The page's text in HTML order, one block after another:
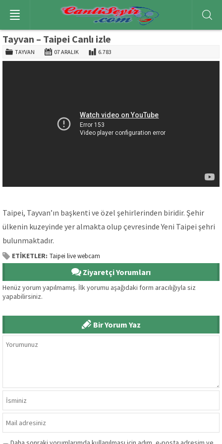
Tayvan – Taipei Canlı izle
TAYVAN 07 ARALIK 6.783
Taipei, Tayvan’ın başkenti ve özel şehirlerinden biridir. Şehir
ülkenin kuzeyinde yer almakta olup çevresinde Yeni Taipei şehri
bulunmaktadır.
ETİKETLER: Taipei live webcam
Ziyaretçi Yorumları
Henüz yorum yapılmamış. İlk yorumu aşağıdaki form aracılığıyla siz
yapabilirsiniz.
Bir Yorum Yaz